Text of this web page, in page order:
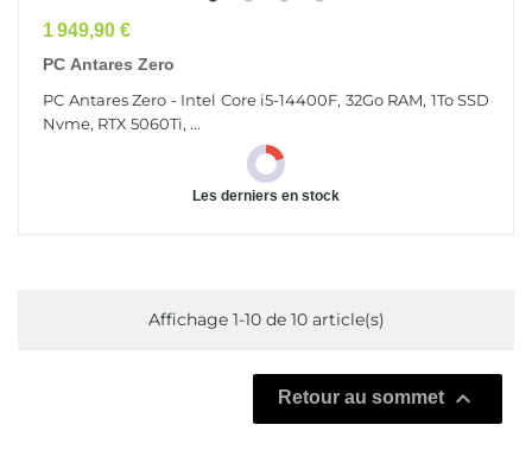
Prix
1 949,90 €
PC Antares Zero
PC Antares Zero - Intel Core i5-14400F, 32Go RAM, 1To SSD
Nvme, RTX 5060Ti, ...
Les derniers en stock
Affichage 1-10 de 10 article(s)
Retour au sommet 